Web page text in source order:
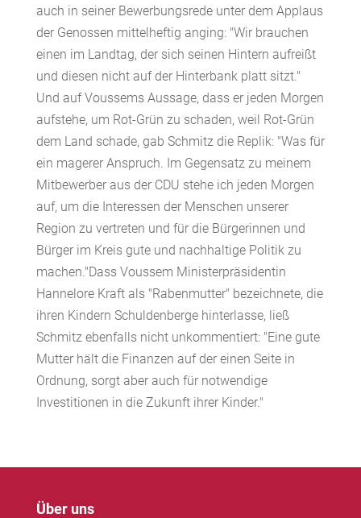
auch in seiner Bewerbungsrede unter dem Applaus
der Genossen mittelheftig anging: "Wir brauchen
einen im Landtag, der sich seinen Hintern aufreißt
und diesen nicht auf der Hinterbank platt sitzt."
Und auf Voussems Aussage, dass er jeden Morgen
aufstehe, um Rot-Grün zu schaden, weil Rot-Grün
dem Land schade, gab Schmitz die Replik: "Was für
ein magerer Anspruch. Im Gegensatz zu meinem
Mitbewerber aus der CDU stehe ich jeden Morgen
auf, um die Interessen der Menschen unserer
Region zu vertreten und für die Bürgerinnen und
Bürger im Kreis gute und nachhaltige Politik zu
machen."Dass Voussem Ministerpräsidentin
Hannelore Kraft als "Rabenmutter" bezeichnete, die
ihren Kindern Schuldenberge hinterlasse, ließ
Schmitz ebenfalls nicht unkommentiert: "Eine gute
Mutter hält die Finanzen auf der einen Seite in
Ordnung, sorgt aber auch für notwendige
Investitionen in die Zukunft ihrer Kinder."
Über uns